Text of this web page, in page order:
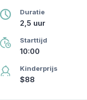
Duratie
2,5 uur
Starttijd
10:00
Kinderprijs
$88